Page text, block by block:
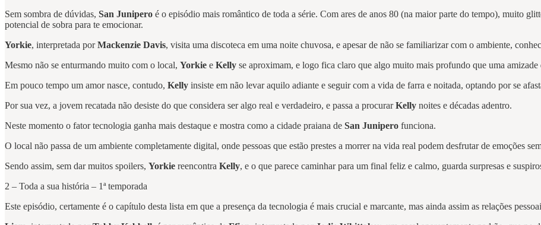
Sem sombra de dúvidas, San Junipero é o episódio mais romântico de toda a série. Com ares de anos 80 (na maior parte do tempo), muito
potencial de sobra para te emocionar.
Yorkie, interpretada porMackenzie Davis, visita uma discoteca em uma noite chuvosa, e apesar de não se familiarizar com o ambiente,
Mesmo não se enturmando muito com o local, Yorkie e Kelly se aproximam, e logo fica claro que algo muito mais profundo que uma amizade
Em pouco tempo um amor nasce, contudo, Kelly insiste em não levar aquilo adiante e seguir com a vida de farra e noitada, optando por se
Por sua vez, a jovem recatada não desiste do que considera ser algo real e verdadeiro, e passa a procurarKelly noites e décadas adentro.
Neste momento o fator tecnologia ganha mais destaque e mostra como a cidade praiana de San Junipero funciona.
O local não passa de um ambiente completamente digital, onde pessoas que estão prestes a morrer na vida real podem desfrutar de emoções
Sendo assim, sem dar muitos spoilers, Yorkie reencontra Kelly, e o que parece caminhar para um final feliz e calmo, guarda surpresas e
2 – Toda a sua história – 1ª temporada
Este episódio, certamente é o capítulo desta lista em que a presença da tecnologia é mais crucial e marcante, mas ainda assim as relações